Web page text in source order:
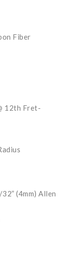
Fiber
12th Fret-
(4mm) Allen